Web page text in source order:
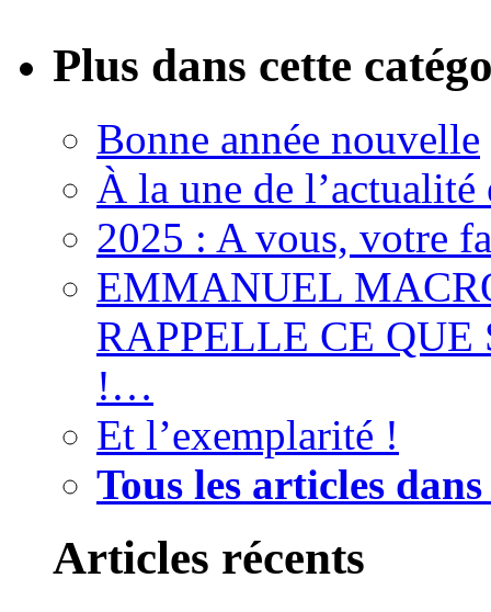
Plus dans cette
Bonne année nouvelle
À la une de
2025 : A vous, votre
EMMANUEL
RAPPELLE CE
!…
Et l’exemplarité !
Tous les articles
Articles récents